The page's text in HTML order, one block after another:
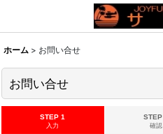
ホーム > お問い合せ
お問い合せ
STEP 1
入力
確認